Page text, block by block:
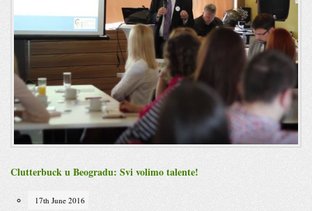
Clutterbuck u Beogradu: Svi volimo talente!
17th June 2016